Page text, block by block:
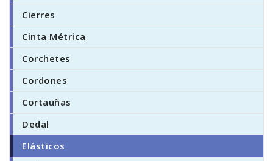
Cierres
Cinta Métrica
Corchetes
Cordones
Cortauñas
Dedal
Elásticos